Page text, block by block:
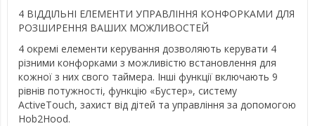
4 ВІДДІЛЬНІ ЕЛЕМЕНТИ УПРАВЛІННЯ КОНФОРКАМИ ДЛЯ
РОЗШИРЕННЯ ВАШИХ МОЖЛИВОСТЕЙ
4 окремі елементи керування дозволяють керувати 4
різними конфорками з можливістю встановлення для
кожної з них свого таймера. Інші функції включають 9
рівнів потужності, функцію «Бустер», систему
ActiveTouch, захист від дітей та управління за допомогою
Hob2Hood.